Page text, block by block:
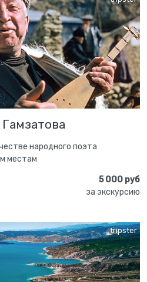
народного поэта
местам
5 000 руб
за экскурсию
tripster